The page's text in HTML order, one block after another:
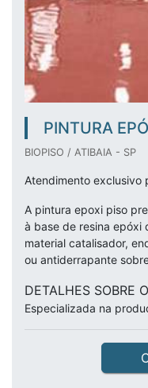
PINTURA
BIOPISO / ATIBAIA - SP
Atendimento exclusivo
A pintura epoxi piso
à base de resina epóxi
material catalisador,
ou antiderrapante
DETALHES SOBRE
Especializada na